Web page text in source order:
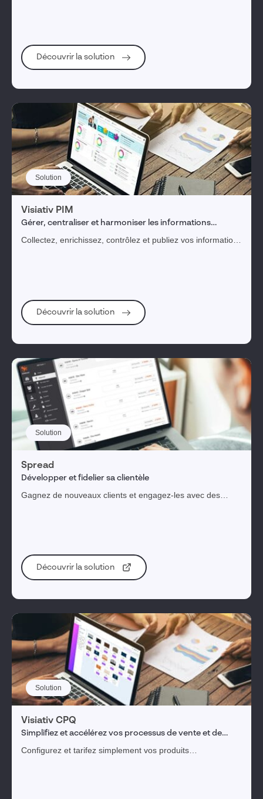
Découvrir la solution
Solution
Visiativ PIM
Gérer, centraliser et harmoniser les informations
produits
Collectez, enrichissez, contrôlez et publiez vos informations
Découvrir la solution
Solution
Spread
Développer et fidelier sa clientèle
Gagnez de nouveaux clients et engagez-les avec des
Découvrir la solution
Solution
Visiativ CPQ
Simplifiez et accélérez vos processus de vente et de
fabrication de vos produits complexes.
Configurez et tarifez simplement vos produits